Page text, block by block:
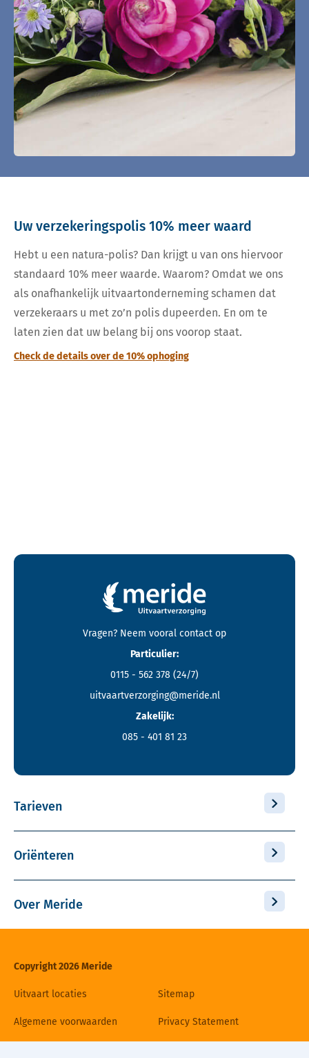
Uw verzekeringspolis 10% meer waard
Hebt u een natura-polis? Dan krijgt u van ons hiervoor
standaard 10% meer waarde. Waarom? Omdat we ons
als onafhankelijk uitvaartonderneming schamen dat
verzekeraars u met zo’n polis dupeerden. En om te
laten zien dat uw belang bij ons voorop staat.
Check de details over de 10% ophoging
Contactgegevens en footer menu van Meride
Vragen? Neem vooral contact op
Particulier:
0115 - 562 378 (24/7)
uitvaartverzorging@meride.nl
Zakelijk:
085 - 401 81 23
Tarieven
Oriënteren
Over Meride
Copyright 2026 Meride
Uitvaart locaties Sitemap
Algemene voorwaarden Privacy Statement